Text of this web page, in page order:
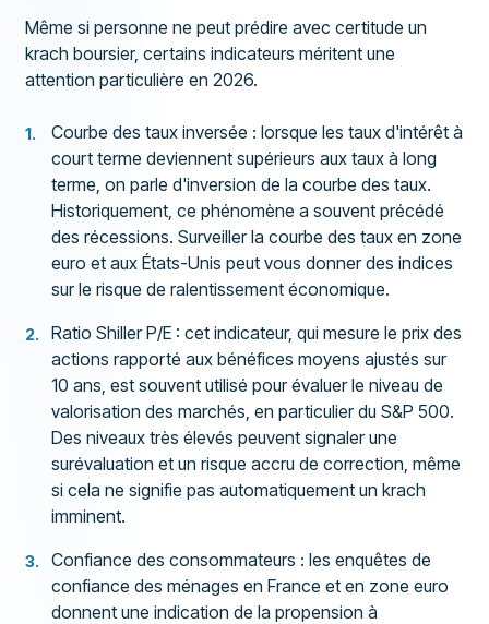
Même si personne ne peut prédire avec certitude un
krach boursier, certains indicateurs méritent une
attention particulière en 2026.
Courbe des taux inversée : lorsque les taux d'intérêt à
court terme deviennent supérieurs aux taux à long
terme, on parle d'inversion de la courbe des taux.
Historiquement, ce phénomène a souvent précédé
des récessions. Surveiller la courbe des taux en zone
euro et aux États-Unis peut vous donner des indices
sur le risque de ralentissement économique.
Ratio Shiller P/E : cet indicateur, qui mesure le prix des
actions rapporté aux bénéfices moyens ajustés sur
10 ans, est souvent utilisé pour évaluer le niveau de
valorisation des marchés, en particulier du S&P 500.
Des niveaux très élevés peuvent signaler une
surévaluation et un risque accru de correction, même
si cela ne signifie pas automatiquement un krach
imminent.
Confiance des consommateurs : les enquêtes de
confiance des ménages en France et en zone euro
donnent une indication de la propension à